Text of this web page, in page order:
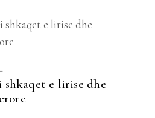
NË SHPORTË
e lirise dhe